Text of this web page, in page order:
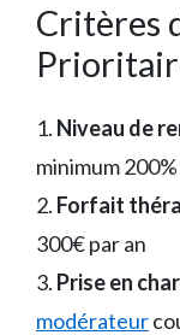
Critères
1. Niveau de
minimum
2. Forfait
300€ par an
3. Prise en
modérateur